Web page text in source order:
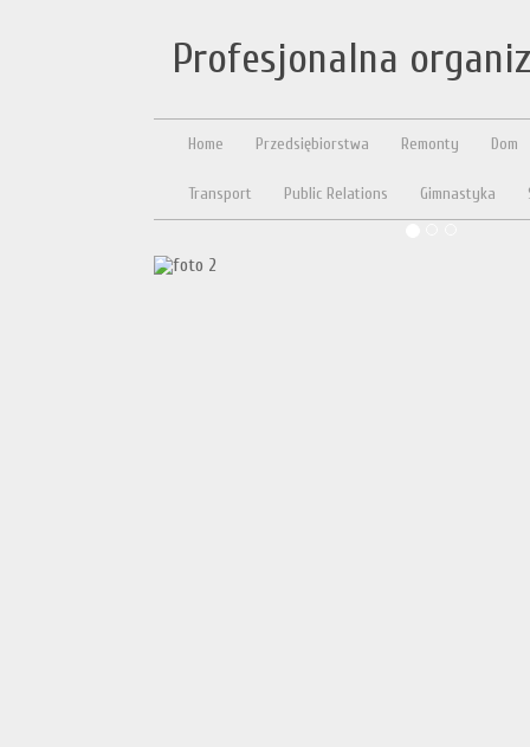
Profesjonalna
Home Przedsiębiorstwa Remonty Dom
Transport Public Relations Gimnastyka